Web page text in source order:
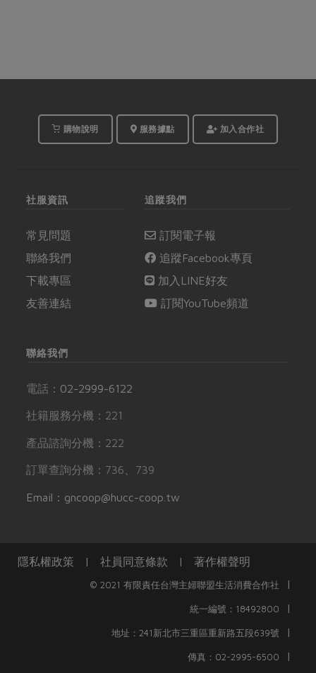
購物說明 服務據點 加入合作社
社服資訊
常見問題
聯絡我們
下載專區
友善連結
追蹤我們
訂閱電子報
追蹤Facebook專頁
加入LINE好友
訂閱YouTube頻道
聯絡我們
電話： 02-2999-6122
社籍服務分機：221
產品諮詢分機：222
訂單查詢分機：736、739
Email：gncoop@hucc-coop.tw
隱私權政策 | 社員同意條款 | 著作權聲明
© 2021 有限責任台灣主婦聯盟生活消費合作社 |
統一編號：18492800 |
地址：241新北市三重區重新路五段639號 |
傳真：02-2995-6500 |